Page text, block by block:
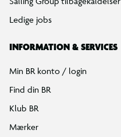
Ledige jobs
INFORMATION & SERVICES
Min BR konto / login
Find din BR
Klub BR
Mærker